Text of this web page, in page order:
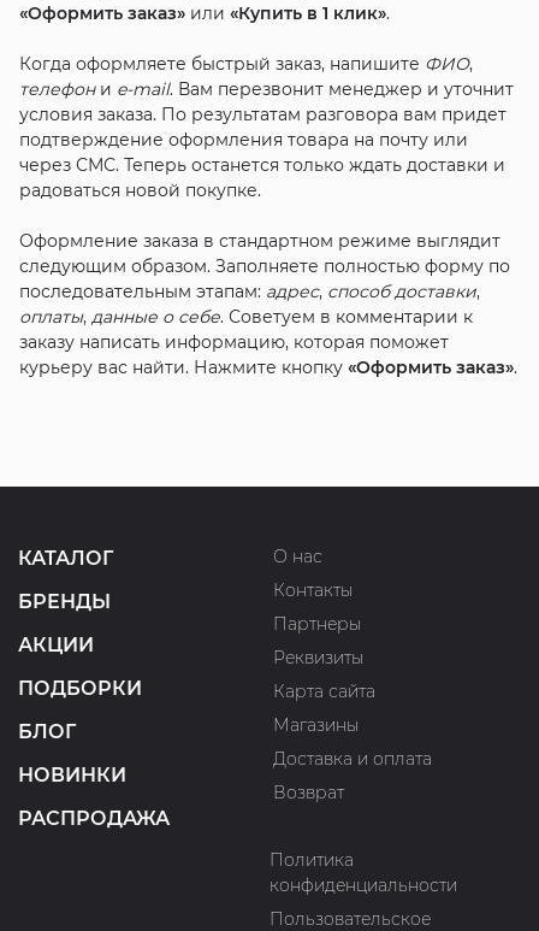
«Оформить заказ»или «Купить в 1 клик».
Когда оформляете быстрый заказ, напишите ФИО,
телефони e-mail. Вам перезвонит менеджер и уточнит
условия заказа. По результатам разговора вам придет
подтверждение оформления товара на почту или
через СМС. Теперь останется только ждать доставки и
радоваться новой покупке.
Оформление заказа в стандартном режиме выглядит
следующим образом. Заполняете полностью форму по
последовательным этапам: адрес, способ доставки,
оплаты, данные о себе. Советуем в комментарии к
заказу написать информацию, которая поможет
курьеру вас найти. Нажмите кнопку «Оформить заказ».
КАТАЛОГ
БРЕНДЫ
АКЦИИ
ПОДБОРКИ
БЛОГ
НОВИНКИ
РАСПРОДАЖА
О нас
Контакты
Партнеры
Реквизиты
Карта сайта
Магазины
Доставка и оплата
Возврат
Политика
конфиденциальности
Пользовательское